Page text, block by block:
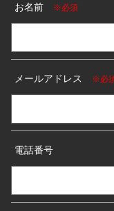
お名前 ※必須
メールアドレス ※必
電話番号